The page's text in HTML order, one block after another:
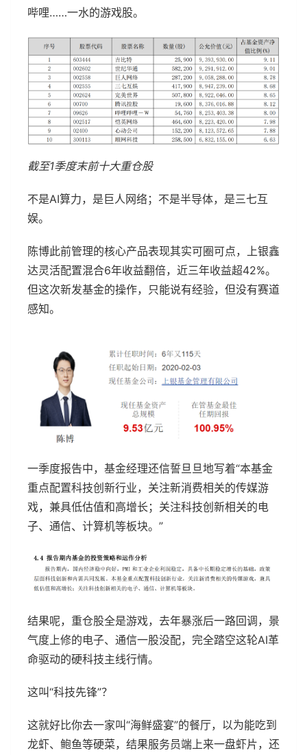
哔哩……一水的游戏股。
截至1季度末前十大重仓股
不是AI算力，是巨人网络；不是半导体，是三七互
娱。
陈博此前管理的核心产品表现其实可圈可点，上银鑫
达灵活配置混合6年收益翻倍，近三年收益超42%。
但这次新发基金的操作，只能说有经验，但没有赛道
感知。
一季度报告中，基金经理还信誓旦旦地写着“本基金
重点配置科技创新行业，关注新消费相关的传媒游
戏，兼具低估值和高增长；关注科技创新相关的电
子、通信、计算机等板块。”
结果呢，重仓股全是游戏，去年暴涨后一路回调，景
气度上修的电子、通信一股没配，完全踏空这轮AI革
命驱动的硬科技主线行情。
这叫“科技先锋”？
这就好比你去一家叫“海鲜盛宴”的餐厅，以为能吃到
龙虾、鲍鱼等硬菜，结果服务员端上来一盘虾片，还